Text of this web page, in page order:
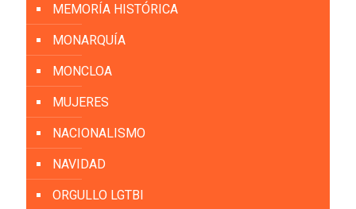
MEMORÍA HISTÓRICA
MONARQUÍA
MONCLOA
MUJERES
NACIONALISMO
NAVIDAD
ORGULLO LGTBI